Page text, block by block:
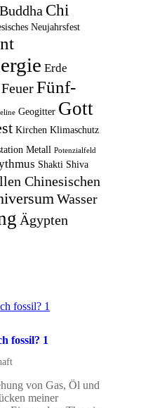
Buddha Chi
Neujahrsfest
Erde
Feuer Fünf-
Geogitter Gott
Kirchen Klimaschutz
Metall Potenzialfeld
Shakti Shiva
Chinesischen
Wasser
Ägypten
fossil? 1
von Gas, Öl und
meiner